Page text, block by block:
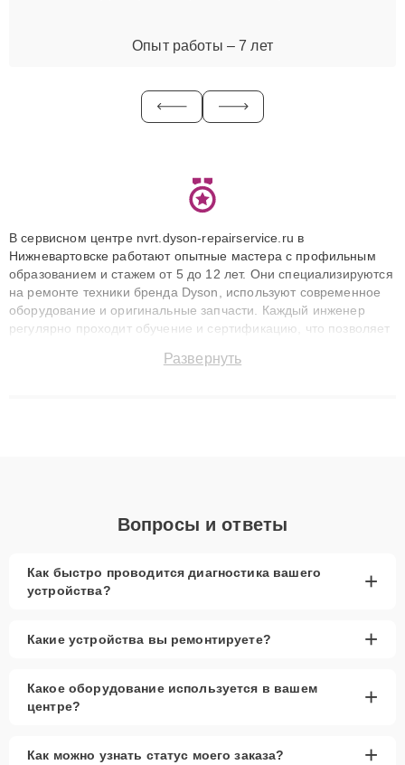
Опыт работы – 7 лет
В сервисном центре nvrt.dyson-repairservice.ru в
Нижневартовске работают опытные мастера с профильным
образованием и стажем от 5 до 12 лет. Они специализируются
на ремонте техники бренда Dyson, используют современное
оборудование и оригинальные запчасти. Каждый инженер
регулярно проходит обучение и сертификацию, что позволяет
технику с сохранением гарантии до 3 лет. Наши мастера
Развернуть
Вопросы и ответы
Как быстро проводится диагностика вашего
устройства?
+
Какие устройства вы ремонтируете? +
Какое оборудование используется в вашем
центре?
+
Как можно узнать статус моего заказа? +